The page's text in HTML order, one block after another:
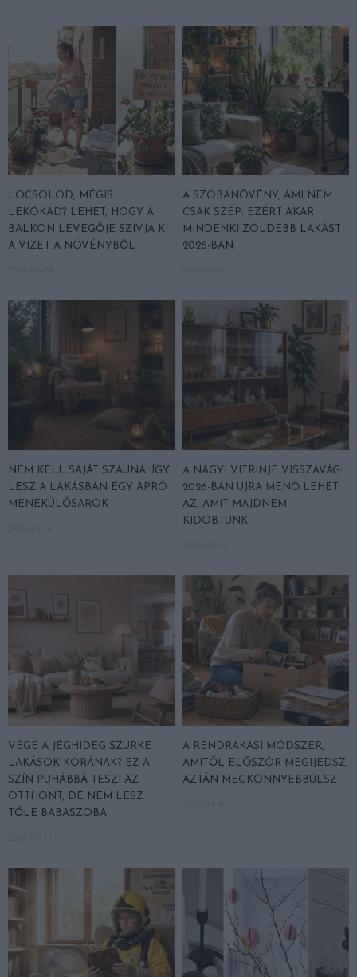
LOCSOLOD, MÉGIS
LEKÓKAD? LEHET, HOGY A
BALKON LEVEGŐJE SZÍVJA KI
A VIZET A NÖVÉNYBŐL
A SZOBANÖVÉNY, AMI NEM
CSAK SZÉP: EZÉRT AKAR
MINDENKI ZÖLDEBB LAKÁST
2026-BAN
NEM KELL SAJÁT SZAUNA: ÍGY
LESZ A LAKÁSBAN EGY APRÓ
MENEKÜLŐSAROK
A NAGYI VITRINJE VISSZAVÁG:
2026-BAN ÚJRA MENŐ LEHET
AZ, AMIT MAJDNEM
KIDOBTUNK
VÉGE A JÉGHIDEG SZÜRKE
LAKÁSOK KORÁNAK? EZ A
SZÍN PUHÁBBÁ TESZI AZ
OTTHONT, DE NEM LESZ
TŐLE BABASZOBA
A RENDRAKÁSI MÓDSZER,
AMITŐL ELŐSZÖR MEGIJEDSZ,
AZTÁN MEGKÖNNYEBBÜLSZ